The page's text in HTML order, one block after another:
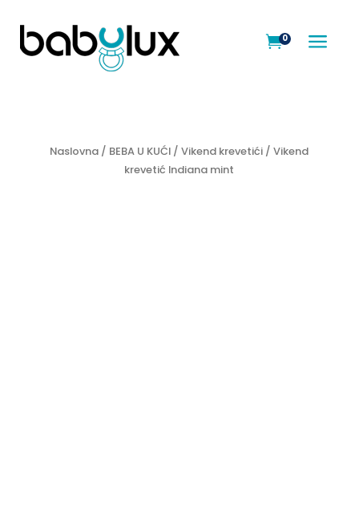
a
0
Naslovna / BEBA U KUĆI /Vikend krevetići / Vikend
krevetić Indiana mint